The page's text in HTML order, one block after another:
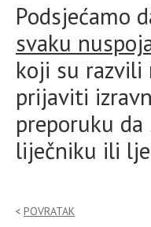
Podsjećamo
svaku
koji su razvili
prijaviti
preporuku
liječniku ili
POVRATAK